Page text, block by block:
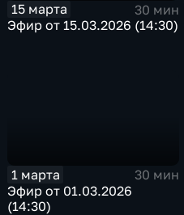
15 марта
30 мин
Эфир от 15.03.2026 (14:30)
1 марта
30 мин
Эфир от 01.03.2026
(14:30)